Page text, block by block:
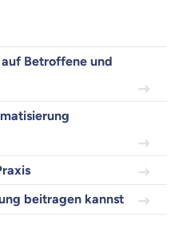
Betroffene und
beitragen kannst